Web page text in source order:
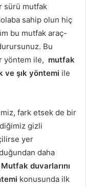
sürü mutfak
sahip olun hiç
bu mutfak araç-
Bu
yöntem ile, mutfak
ve şık yöntemi ile
fark etsek de bir
gizli
yer
daha
Mutfak duvarlarını
konusunda ilk